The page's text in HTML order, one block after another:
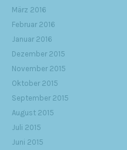
März 2016
Februar 2016
Januar 2016
Dezember 2015
November 2015
Oktober 2015
September 2015
August 2015
Juli 2015
Juni 2015